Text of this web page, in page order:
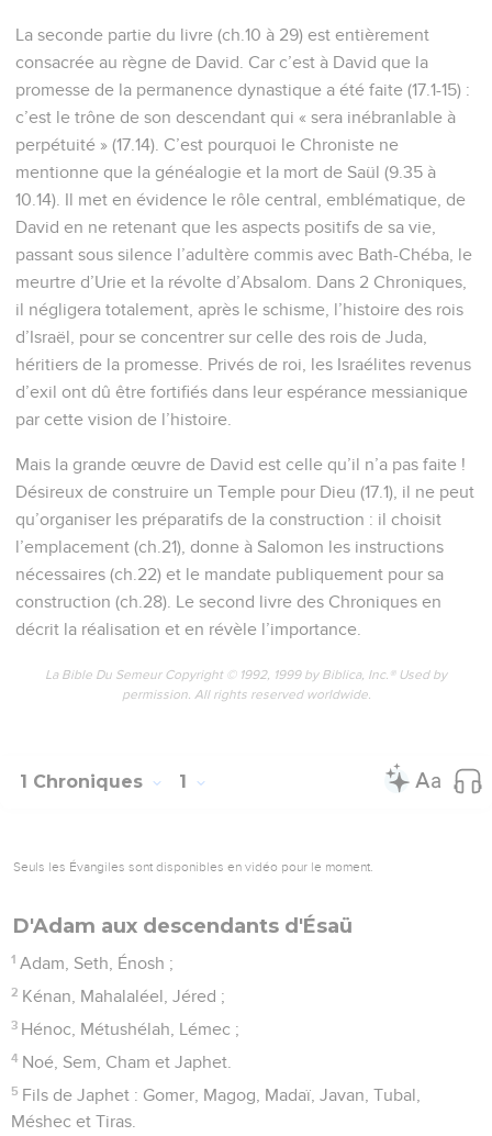
La seconde partie du livre (ch.10 à 29) est entièrement
consacrée au règne de David. Car c’est à David que la
promesse de la permanence dynastique a été faite (17.1-15) :
c’est le trône de son descendant qui « sera inébranlable à
perpétuité » (17.14). C’est pourquoi le Chroniste ne
mentionne que la généalogie et la mort de Saül (9.35 à
10.14). Il met en évidence le rôle central, emblématique, de
David en ne retenant que les aspects positifs de sa vie,
passant sous silence l’adultère commis avec Bath-Chéba, le
meurtre d’Urie et la révolte d’Absalom. Dans 2 Chroniques,
il négligera totalement, après le schisme, l’histoire des rois
d’Israël, pour se concentrer sur celle des rois de Juda,
héritiers de la promesse. Privés de roi, les Israélites revenus
d’exil ont dû être fortifiés dans leur espérance messianique
par cette vision de l’histoire.
Mais la grande œuvre de David est celle qu’il n’a pas faite !
Désireux de construire un Temple pour Dieu (17.1), il ne peut
qu’organiser les préparatifs de la construction : il choisit
l’emplacement (ch.21), donne à Salomon les instructions
nécessaires (ch.22) et le mandate publiquement pour sa
construction (ch.28). Le second livre des Chroniques en
décrit la réalisation et en révèle l’importance.
La Bible Du Semeur Copyright © 1992, 1999 by Biblica, Inc.® Used by
permission. All rights reserved worldwide.
1 Chroniques 1
Seuls les Évangiles sont disponibles en vidéo pour le moment.
D'Adam aux descendants d'Ésaü
1 Adam, Seth, Énosh ;
2 Kénan, Mahalaléel, Jéred ;
3 Hénoc, Métushélah, Lémec ;
4 Noé, Sem, Cham et Japhet.
5 Fils de Japhet : Gomer, Magog, Madaï, Javan, Tubal,
Méshec et Tiras.